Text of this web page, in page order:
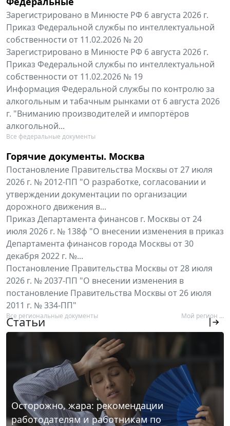
Зарегистрировано в Минюсте РФ 6 августа 2026 г.
Приказ Федеральной службы по интеллектуальной
собственности от 11.02.2026 № 20
Зарегистрировано в Минюсте РФ 6 августа 2026 г.
Приказ Федеральной службы по интеллектуальной
собственности от 11.02.2026 № 19
Информация Федеральной службы по контролю за
алкогольным и табачным рынками от 6 августа 2026
г. "Вниманию производителей и импортёров
алкогольной...
Все федеральные документы
Горячие документы. Москва
Постановление Правительства Москвы от 27 июля
2026 г. № 2012-ПП "О разработке, согласовании и
утверждении документации по организации
дорожного движения в...
Приказ Департамента финансов г. Москвы от 24
июля 2026 г. № 138ф "О внесении изменения в приказ
Департамента финансов города Москвы от 30
декабря 2022 г. №...
Постановление Правительства Москвы от 28 июля
2026 г. № 2037-ПП "О внесении изменения в
постановление Правительства Москвы от 26 июля
2011 г. № 334-ПП"
Все региональные документы Мой регион ...
Статьи
Осторожно, жара: рекомендации
работодателям и работникам по